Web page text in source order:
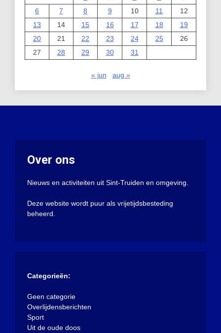
6
7 8 9 10 11
12
13
14 15 16 17 18
19
20
21 22 23 24 25
26
27
28 29 30 31
« jun aug »
Over ons
Nieuws en activiteiten uit Sint-Truiden en omgeving.
Deze website wordt puur als vrijetijdsbesteding
beheerd.
Categorieën:
Geen categorie
Overlijdensberichten
Sport
Uit de oude doos